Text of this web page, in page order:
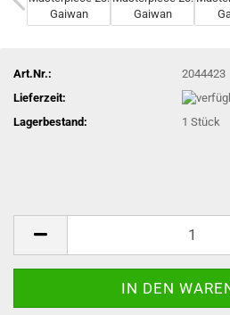
Art.Nr.:
2044423
Lieferzeit:
Lagerbestand:
1Stück